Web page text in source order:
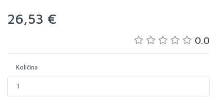
26,53 €
0.0
Količina